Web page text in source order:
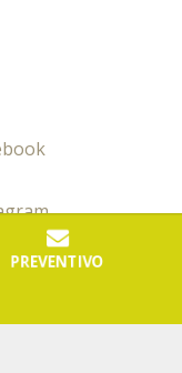
Online
PREVENTIVO